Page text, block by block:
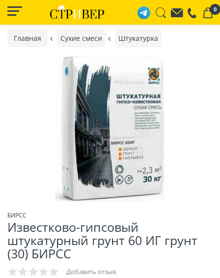
0
Главная Сухие смеси Штукатурка
БИРСС
Известково-гипсовый
штукатурный грунт 60 ИГ грунт
(30) БИРСС
Добавить отзыв